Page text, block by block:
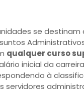
se destinam
qualquer curso
inicial da
à
servidores